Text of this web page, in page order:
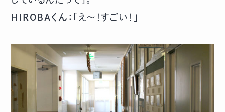
HIROBAくん：
「え～！すごい！」